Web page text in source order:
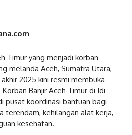
Timur yang menjadi korban
melanda Aceh, Sumatra Utara,
2025 kini resmi membuka
Korban Banjir Aceh Timur di Idi
pusat koordinasi bantuan bagi
terendam, kehilangan alat kerja,
kesehatan.